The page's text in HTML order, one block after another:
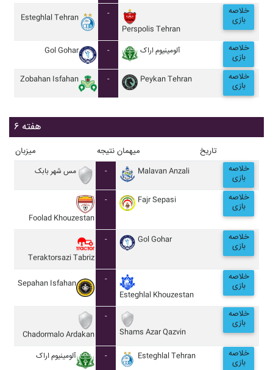
Esteghlal Tehran
-
Perspolis Tehran
خلاصه
بازی
Gol Gohar - آلومينيوم اراک خلاصه
بازی
Zobahan Isfahan - Peykan Tehran خلاصه
بازی
هفته ۶
میزبان نتیجه میهمان تاریخ
مس شهر بابک - Malavan Anzali خلاصه
بازی
Foolad Khouzestan
- Fajr Sepasi خلاصه
بازی
Teraktorsazi Tabriz
- Gol Gohar خلاصه
بازی
Sepahan Isfahan
-
Esteghlal Khouzestan
خلاصه
بازی
Chadormalo Ardakan
-
Shams Azar Qazvin
خلاصه
بازی
آلومينيوم اراک - Esteghlal Tehran خلاصه
بازی